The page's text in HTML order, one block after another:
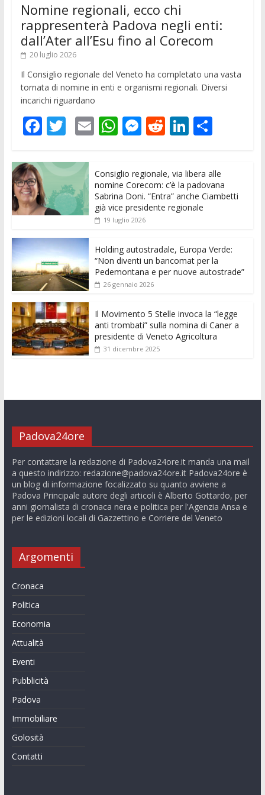
Nomine regionali, ecco chi
rappresenterà Padova negli enti:
dall’Ater all’Esu fino al Corecom
20 luglio 2026
Il Consiglio regionale del Veneto ha completato una vasta
tornata di nomine in enti e organismi regionali. Diversi
incarichi riguardano
F
e
b
o
o
k
T
itt
er
E
l
W
at
s
A
p
M
e
n
g
R
di
t
Li
k
e
dI
C
n
di
vi
Consiglio regionale, via libera alle
nomine Corecom: c’è la padovana
Sabrina Doni. “Entra” anche Ciambetti
già vice presidente regionale
19 luglio 2026
Holding autostradale, Europa Verde:
“Non diventi un bancomat per la
Pedemontana e per nuove autostrade”
26 gennaio 2026
Il Movimento 5 Stelle invoca la “legge
anti trombati” sulla nomina di Caner a
presidente di Veneto Agricoltura
31 dicembre 2025
Padova24ore
Per contattare la redazione di Padova24ore.it manda una mail
a questo indirizzo: redazione@padova24ore.itPadova24ore è
un blog di informazione focalizzato su quanto avviene a
Padova Principale autore degli articoli è Alberto Gottardo, per
anni giornalista di cronaca nera e politica per l'Agenzia Ansa e
per le edizioni locali di Gazzettino e Corriere del Veneto
Argomenti
Cronaca
Politica
Economia
Attualità
Eventi
Pubblicità
Padova
Immobiliare
Golosità
Contatti